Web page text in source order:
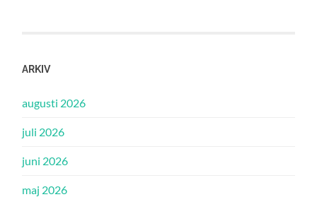
ARKIV
augusti 2026
juli 2026
juni 2026
maj 2026